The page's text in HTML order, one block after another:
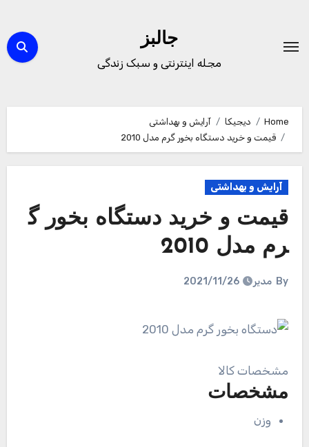
content
جالبز
مجله اینترنتی و سبک زندگی
Home دیجیکا
آرایش و بهداشتی
قیمت و خرید دستگاه بخور گرم مدل 2010
آرایش و بهداشتی
قیمت و خرید دستگاه بخور گ
رم مدل 2010
By مدیر 2021/11/26
مشخصات کالا
مشخصات
وزن